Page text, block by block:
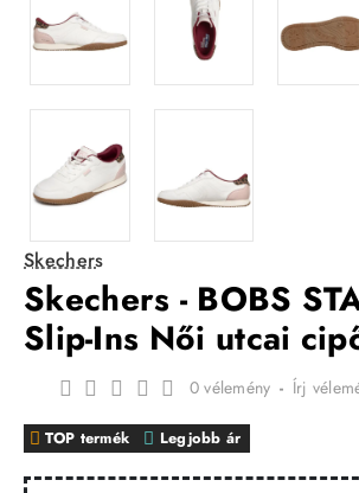
Skechers
Skechers - BOBS
Slip-Ins Női utcai
TOP termék Legjobb ár
0 vélemény - Írj